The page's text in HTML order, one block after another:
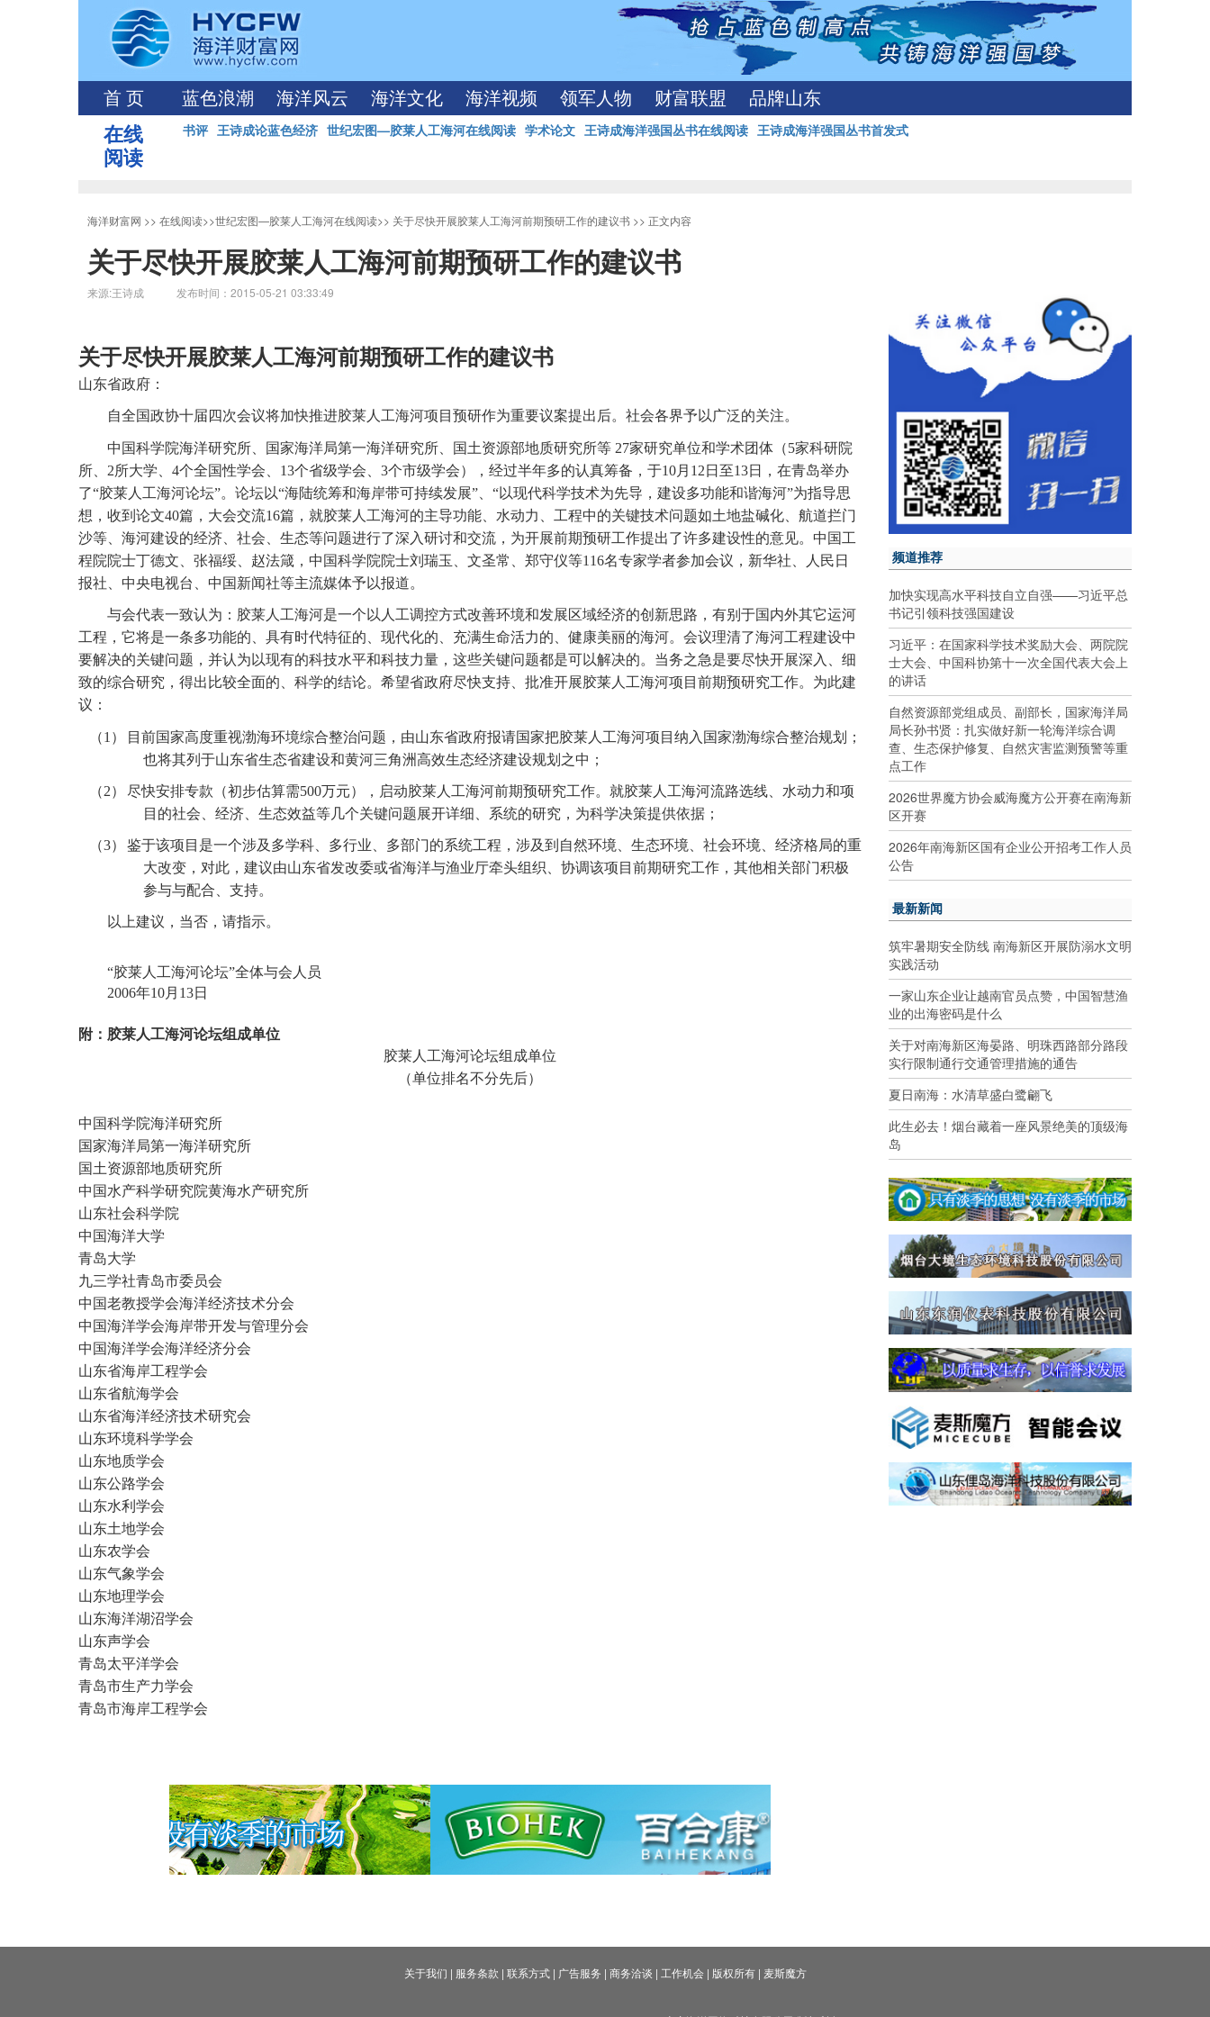
首 页 蓝色浪潮 海洋风云 海洋文化 海洋视频 领军人物 财富联盟 品牌山东
在线
阅读
书评 王诗成论蓝色经济 世纪宏图—胶莱人工海河在线阅读 学术论文 王诗成海洋强国丛书在线阅读 王诗成海洋强国丛书首发式
海洋财富网 >> 在线阅读>>世纪宏图—胶莱人工海河在线阅读>> 关于尽快开展胶莱人工海河前期预研工作的建议书 >> 正文内容
关于尽快开展胶莱人工海河前期预研工作的建议书
来源:王诗成 发布时间：2015-05-21 03:33:49
关于尽快开展胶莱人工海河前期预研工作的建议书
山东省政府：
自全国政协十届四次会议将加快推进胶莱人工海河项目预研作为重要议案提出后。社会各界予以广泛的关注。
中国科学院海洋研究所、国家海洋局第一海洋研究所、国土资源部地质研究所等 27家研究单位和学术团体（5家科研院
所、 2所大学、 4个全国性学会、 13个省级学会、 3个市级学会），经过半年多的认真筹备，于10月 12 日 至13日，在青岛举办
了“胶莱人工海河论坛”。论坛以“海陆统筹和海岸带可持续发展”、“以现代科学技术为先导，建设多功能和谐海河”为指导思
想，收到论文40篇，大会交流16篇，就胶莱人工海河的主导功能、水动力、工程中的关键技术问题如土地盐碱化、航道拦门
沙等、海河建设的经济、社会、生态等问题进行了深入研讨和交流，为开展前期预研工作提出了许多建设性的意见。中国工
程院院士丁德文、张福绥、赵法箴，中国科学院院士刘瑞玉、文圣常、郑守仪等116名专家学者参加会议，新华社、人民日
报社、中央电视台、中国新闻社等主流媒体予以报道。
与会代表一致认为：胶莱人工海河是一个以人工调控方式改善环境和发展区域经济的创新思路，有别于国内外其它运河
工程，它将是一条多功能的、具有时代特征的、现代化的、充满生命活力的、健康美丽的海河。会议理清了海河工程建设中
要解决的关键问题，并认为以现有的科技水平和科技力量，这些关键问题都是可以解决的。当务之急是要尽快开展深入、细
致的综合研究，得出比较全面的、科学的结论。希望省政府尽快支持、批准开展胶莱人工海河项目前期预研究工作。为此建
议：
（1）
目前国家高度重视渤海环境综合整治问题，由山东省政府报请国家把胶莱人工海河项目纳入国家渤海综合整治规划；
也将其列于山东省生态省建设和黄河三角洲高效生态经济建设规划之中；
（2） 尽快安排专款（初步估算需500万元），启动胶莱人工海河前期预研究工作。就胶莱人工海河流路选线、水动力和项
目的社会、经济、生态效益等几个关键问题展开详细、系统的研究，为科学决策提供依据；
（3）
鉴于该项目是一个涉及多学科、多行业、多部门的系统工程，涉及到自然环境、生态环境、社会环境、经济格局的重
大改变，对此，建议由山东省发改委或省海洋与渔业厅牵头组织、协调该项目前期研究工作，其他相关部门积极
参与与配合、支持。
以上建议，当否，请指示。
“胶莱人工海河论坛”全体与会人员
2006年10月13日
附：胶莱人工海河论坛组成单位
胶莱人工海河论坛组成单位
（单位排名不分先后）
中国科学院海洋研究所
国家海洋局第一海洋研究所
国土资源部地质研究所
中国水产科学研究院黄海水产研究所
山东社会科学院
中国海洋大学
青岛大学
九三学社青岛市委员会
中 国老教授学会海洋经济技术分会
中国海洋学会海岸带开发与管理分会
中国海洋学会海洋经济分会
山东省海岸工程学会
山东省航海学会
山东省海洋经济技术研究会
山东环境科学学会
山东地质学会
山东公路学会
山东水利学会
山东土地学会
山东农学会
山东气象学会
山东地理学会
山东海洋湖沼学会
山东声学会
青岛太平洋学会
青岛市生产力学会
青岛市海岸工程学会
频道推荐
加快实现高水平科技自立自强——习近平总
书记引领科技强国建设
习近平：在国家科学技术奖励大会、两院院
士大会、中国科协第十一次全国代表大会上
的讲话
自然资源部党组成员、副部长，国家海洋局
局长孙书贤：扎实做好新一轮海洋综合调
查、生态保护修复、自然灾害监测预警等重
点工作
2026世界魔方协会威海魔方公开赛在南海新
区开赛
2026年南海新区国有企业公开招考工作人员
公告
最新新闻
筑牢暑期安全防线 南海新区开展防溺水文明
实践活动
一家山东企业让越南官员点赞，中国智慧渔
业的出海密码是什么
关于对南海新区海晏路、明珠西路部分路段
实行限制通行交通管理措施的通告
夏日南海：水清草盛白鹭翩飞
此生必去！烟台藏着一座风景绝美的顶级海
岛
关于我们 | 服务条款 | 联系方式| 广告服务 | 商务洽谈 | 工作机会| 版权所有| 麦斯魔方